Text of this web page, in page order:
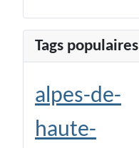
Tags populaires
alpes-de-
haute-